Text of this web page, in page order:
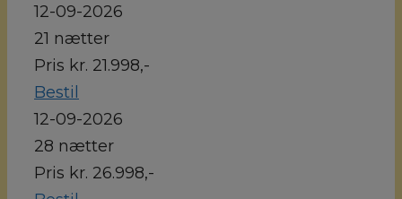
12-09-2026
21 nætter
Pris kr. 21.998,-
Bestil
12-09-2026
28 nætter
Pris kr. 26.998,-